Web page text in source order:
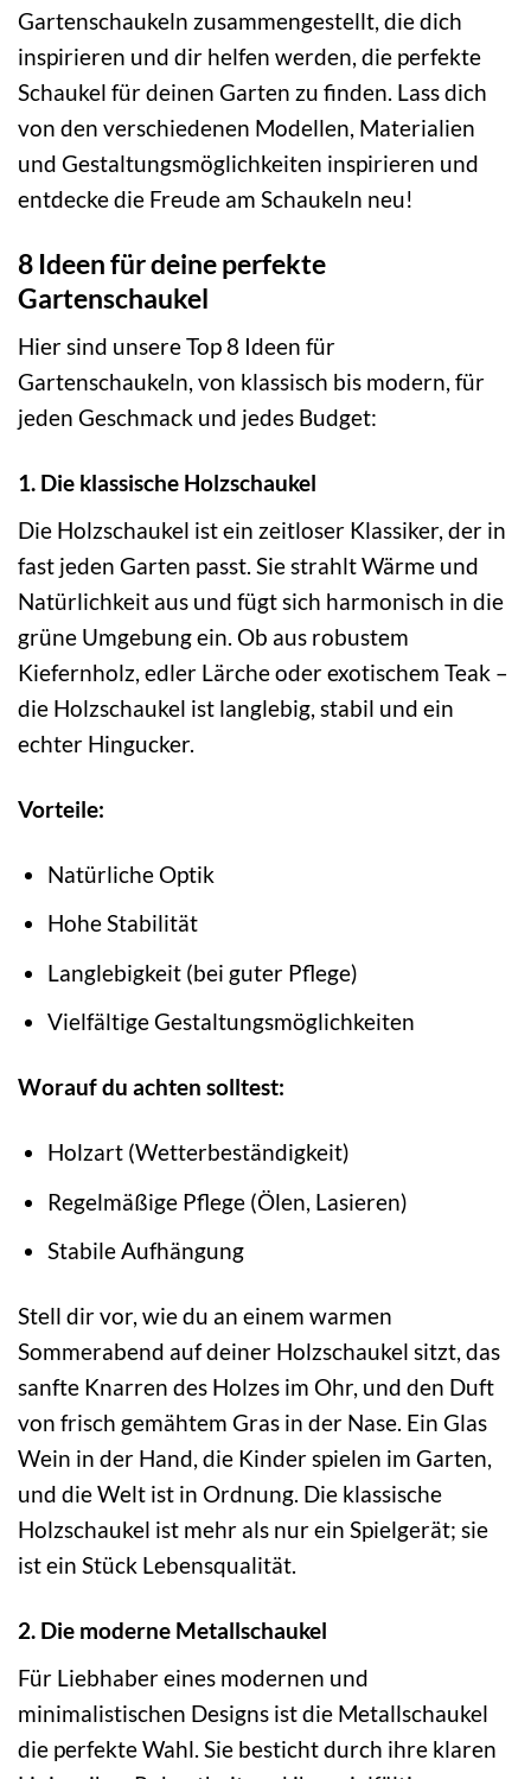
Gartenschaukeln zusammengestellt, die dich
inspirieren und dir helfen werden, die perfekte
Schaukel für deinen Garten zu finden. Lass dich
von den verschiedenen Modellen, Materialien
und Gestaltungsmöglichkeiten inspirieren und
entdecke die Freude am Schaukeln neu!
8 Ideen für deine perfekte
Gartenschaukel
Hier sind unsere Top 8 Ideen für
Gartenschaukeln, von klassisch bis modern, für
jeden Geschmack und jedes Budget:
1. Die klassische Holzschaukel
Die Holzschaukel ist ein zeitloser Klassiker, der in
fast jeden Garten passt. Sie strahlt Wärme und
Natürlichkeit aus und fügt sich harmonisch in die
grüne Umgebung ein. Ob aus robustem
Kiefernholz, edler Lärche oder exotischem Teak –
die Holzschaukel ist langlebig, stabil und ein
echter Hingucker.
Vorteile:
Natürliche Optik
Hohe Stabilität
Langlebigkeit (bei guter Pflege)
Vielfältige Gestaltungsmöglichkeiten
Worauf du achten solltest:
Holzart (Wetterbeständigkeit)
Regelmäßige Pflege (Ölen, Lasieren)
Stabile Aufhängung
Stell dir vor, wie du an einem warmen
Sommerabend auf deiner Holzschaukel sitzt, das
sanfte Knarren des Holzes im Ohr, und den Duft
von frisch gemähtem Gras in der Nase. Ein Glas
Wein in der Hand, die Kinder spielen im Garten,
und die Welt ist in Ordnung. Die klassische
Holzschaukel ist mehr als nur ein Spielgerät; sie
ist ein Stück Lebensqualität.
2. Die moderne Metallschaukel
Für Liebhaber eines modernen und
minimalistischen Designs ist die Metallschaukel
die perfekte Wahl. Sie besticht durch ihre klaren